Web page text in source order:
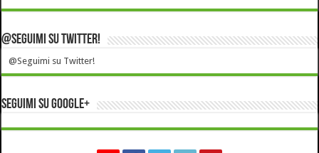
@Seguimi su Twitter!
@Seguimi su Twitter!
Seguimi su Google+